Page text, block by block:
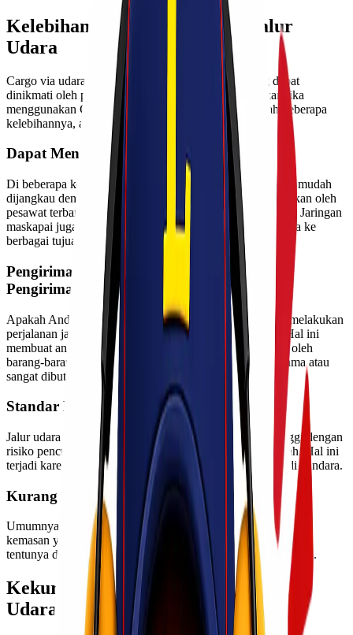
Kelebihan Pengiriman Cargo Jalur
Udara
Cargo via udara memiliki beberapa keunggulan yang dapat
dinikmati oleh pengguna dan mungkin tidak didapatkan jika
menggunakan Cargo via sarana lain. Berikut ini adalah beberapa
kelebihannya, antara lain:
Dapat Menjangkau Berbagai Daerah
Di beberapa kota ini sendiri ada banyak daerah yang tidak mudah
dijangkau dengan alat transportasi. Namun, itu bisa dilakukan oleh
pesawat terbang apakah ada tanah untuk berdiri atau tidak. Jaringan
maskapai juga sangat luas sehingga paket yang dikirim bisa ke
berbagai tujuan.
Pengiriman Cargo Angkutan Udara Durasi
Pengiriman Cepat
Apakah Anda sudah tau bahwa pesawat terbang mampu melakukan
perjalanan jarak jauh hanya dalam waktu yang singkat. Hal ini
membuat angkutan udara lebih nyaman untuk digunakan oleh
barang-barang yang tidak memiliki waktu tunggu yang lama atau
sangat dibutuhkan.
Standar Keamanan Tinggi
Jalur udara memiliki tingkat perlindungan kargo yang tinggi dengan
risiko pencurian atau pencurian hingga cedera yang rendah. Hal ini
terjadi karena adanya pengawasan keamanan yang ketat di bandara.
Kurang Pengepakan
Umumnya, pengiriman barang melalui udara membutuhkan
kemasan yang lebih sedikit daripada pengiriman laut. Hal ini
tentunya dapat menghemat waktu dan biaya yang Anda miliki.
Kekurangan Pengiriman Cargo Jalur
Udara